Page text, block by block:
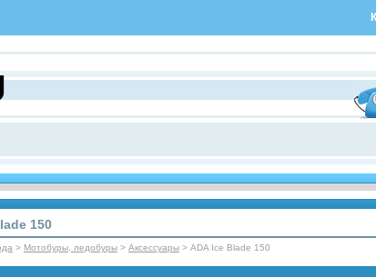
150
> Мотобуры, ледобуры > Аксессуары > ADA Ice Blade 150